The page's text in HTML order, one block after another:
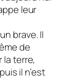
leur
brave. Il
de
la terre,
il n’est